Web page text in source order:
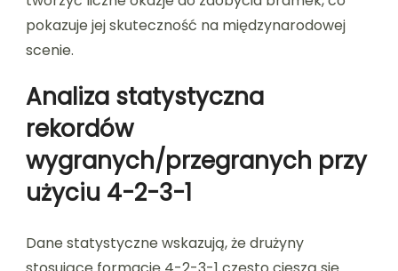
pokazuje jej skuteczność na międzynarodowej
scenie.
Analiza statystyczna
rekordów
wygranych/przegranych przy
użyciu 4-2-3-1
Dane statystyczne wskazują, że drużyny